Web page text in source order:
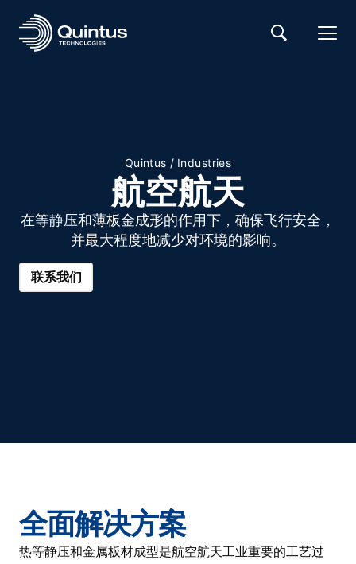
Quintus / Industries
航空航天
在等静压和薄板金成形的作用下，确保飞行安全，
并最大程度地减少对环境的影响。
联系我们
全面解决方案
热等静压和金属板材成型是航空航天工业重要的工艺过